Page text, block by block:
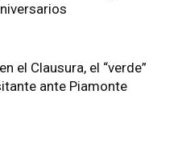
el Clausura, el “verde”
ante Piamonte